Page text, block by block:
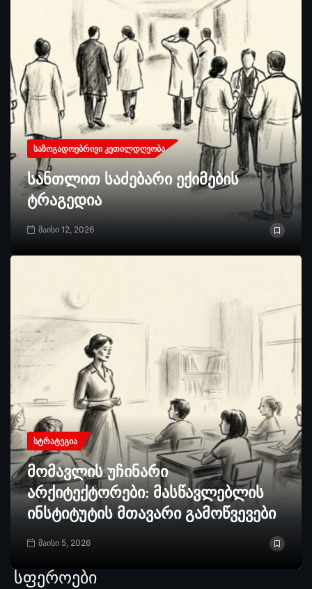
ᲡᲐᲖᲝᲒᲐᲓᲝᲔᲑᲠᲘᲕᲘ ᲙᲔᲗᲘᲚᲓᲦᲔᲝᲑᲐ
სანთლით საძებარი ექიმების
ტრაგედია
მაისი 12, 2026
ᲡᲢᲠᲐᲢᲔᲒᲘᲐ
მომავლის უჩინარი
არქიტექტორები: მასწავლებლის
ინსტიტუტის მთავარი გამოწვევები
მაისი 5, 2026
სფეროები